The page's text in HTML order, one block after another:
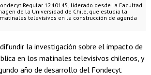
Regular 1240145, liderado desde la Facultad
de la Universidad de Chile, que estudia la
televisivos en la construcción de agenda
la investigación sobre el impacto de
en los matinales televisivos chilenos, y
año de desarrollo del Fondecyt